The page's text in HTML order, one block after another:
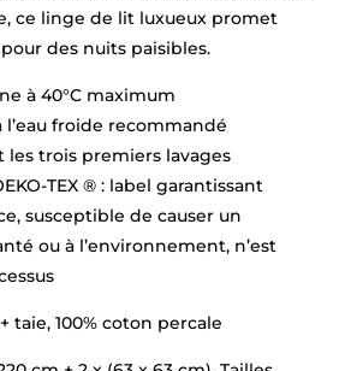
ce linge de lit luxueux promet
des nuits paisibles.
à 40°C maximum
froide recommandé
les trois premiers lavages
TEX ® : label garantissant
susceptible de causer un
ou à l’environnement, n’est
taie, 100% coton percale